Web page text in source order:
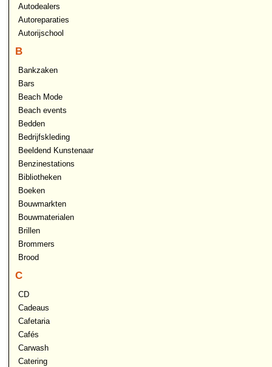
Autodealers
Autoreparaties
Autorijschool
B
Bankzaken
Bars
Beach Mode
Beach events
Bedden
Bedrijfskleding
Beeldend Kunstenaar
Benzinestations
Bibliotheken
Boeken
Bouwmarkten
Bouwmaterialen
Brillen
Brommers
Brood
C
CD
Cadeaus
Cafetaria
Cafés
Carwash
Catering